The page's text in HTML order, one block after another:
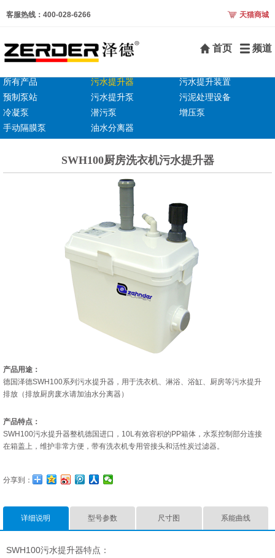
客服热线：400-028-6266 天猫商城
首页 频道
所有产品 污水提升器
污水提升装置
预制泵站
污水提升泵
污泥处理设备
冷凝泵
潜污泵
增压泵
手动隔膜泵
油水分离器
SWH100厨房洗衣机污水提升器
产品用途：
德国泽德SWH100系列污水提升器，用于洗衣机、淋浴、浴缸、厨房等污水提升
排放（排放厨房废水请加油水分离器）
产品特点：
SWH100污水提升器整机德国进口，10L有效容积的PP箱体，水泵控制部分连接
在箱盖上，维护非常方便，带有洗衣机专用管接头和活性炭过滤器。
分享到：
详细说明 型号参数 尺寸图 系能曲线
SWH100污水提升器特点：